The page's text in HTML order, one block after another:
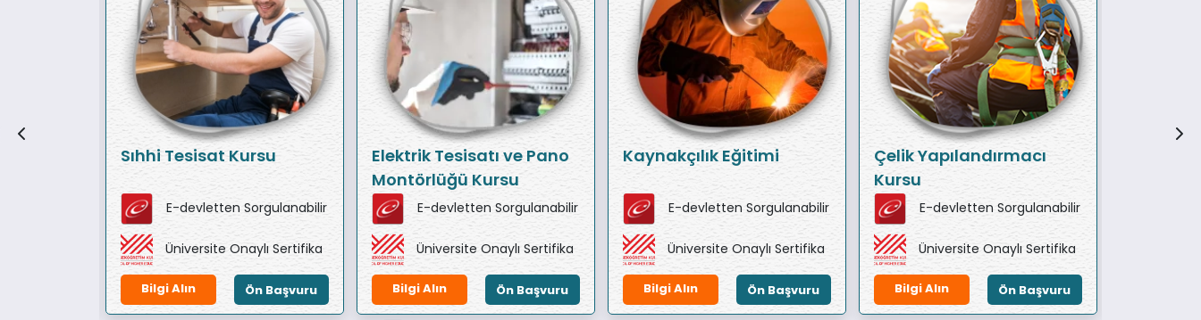
Sıhhi Tesisat Kursu
E-devletten Sorgulanabilir
Üniversite Onaylı Sertifika
Bilgi Alın Ön Başvuru
Elektrik Tesisatı ve Pano
Montörlüğü Kursu
E-devletten Sorgulanabilir
Üniversite Onaylı Sertifika
Bilgi Alın Ön Başvuru
Kaynakçılık Eğitimi
E-devletten Sorgulanabilir
Üniversite Onaylı Sertifika
Bilgi Alın Ön Başvuru
Çelik Yapılandırmacı
Kursu
E-devletten Sorgulanabilir
Üniversite Onaylı Sertifika
Bilgi Alın Ön Başvuru